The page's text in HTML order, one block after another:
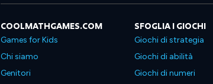
COOLMATHGAMES.COM
Games for Kids
Chi siamo
Genitori
SFOGLIA I GIOCHI
Giochi di strategia
Giochi di abilità
Giochi di numeri